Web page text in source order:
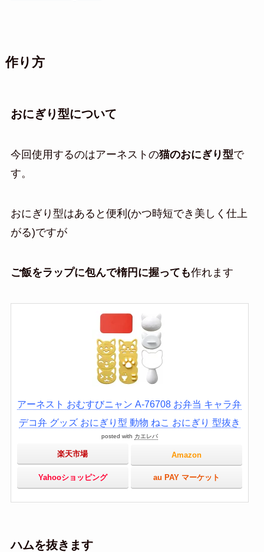
作り方
おにぎり型について
今回使用するのはアーネストの猫のおにぎり型で
す。
おにぎり型はあると便利(かつ時短でき美しく仕上
がる)ですが
ご飯をラップに包んで楕円に握っても作れます
アーネスト おむすびニャン A-76708 お弁当 キャラ弁
デコ弁 グッズ おにぎり型 動物 ねこ おにぎり 型抜き
posted with カエレバ
楽天市場 Amazon
Yahooショッピング au PAY マーケット
ハムを抜きます